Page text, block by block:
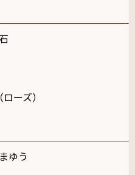
ーズ）
ゆう